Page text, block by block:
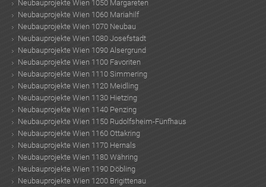
Neubauprojekte Wien 1050 Margareten
Neubauprojekte Wien 1060 Mariahilf
Neubauprojekte Wien 1070 Neubau
Neubauprojekte Wien 1080 Josefstadt
Neubauprojekte Wien 1090 Alsergrund
Neubauprojekte Wien 1100 Favoriten
Neubauprojekte Wien 1110 Simmering
Neubauprojekte Wien 1120 Meidling
Neubauprojekte Wien 1130 Hietzing
Neubauprojekte Wien 1140 Penzing
Neubauprojekte Wien 1150 Rudolfsheim-Fünfhaus
Neubauprojekte Wien 1160 Ottakring
Neubauprojekte Wien 1170 Hernals
Neubauprojekte Wien 1180 Währing
Neubauprojekte Wien 1190 Döbling
Neubauprojekte Wien 1200 Brigittenau